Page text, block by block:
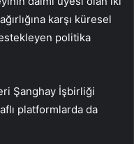
karşı küresel
politika
Şanghay İşbirliği
platformlarda da